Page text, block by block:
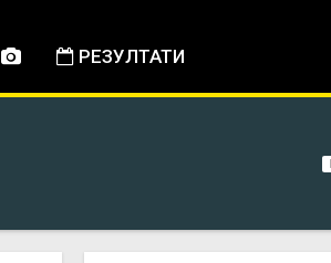
РЕЗУЛТАТИ